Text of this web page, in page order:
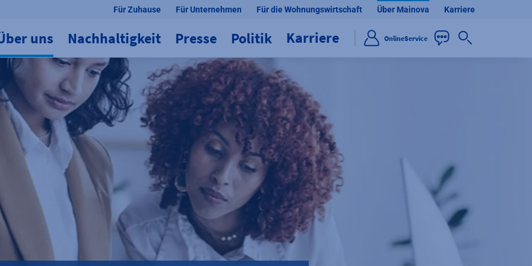
Für Zuhause Für Unternehmen Für die Wohnungswirtschaft Über Mainova Karriere
uns Nachhaltigkeit Presse Politik Karriere OnlineService